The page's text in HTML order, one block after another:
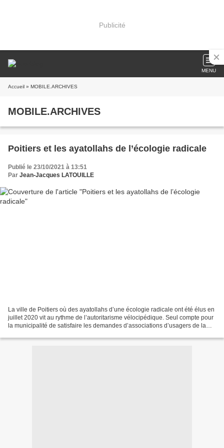
Publicité
MENU
Accueil » MOBILE.ARCHIVES
MOBILE.ARCHIVES
Poitiers et les ayatollahs de l’écologie radicale
Publié le 23/10/2021 à 13:51
Par Jean-Jacques LATOUILLE
La ville de Poitiers où des ayatollahs d’une écologie radicale ont été élus en
juillet 2020 vit au rythme de l’autoritarisme vélocipédique. Seul compte pour
la municipalité de satisfaire les demandes d’associations d’usagers de la